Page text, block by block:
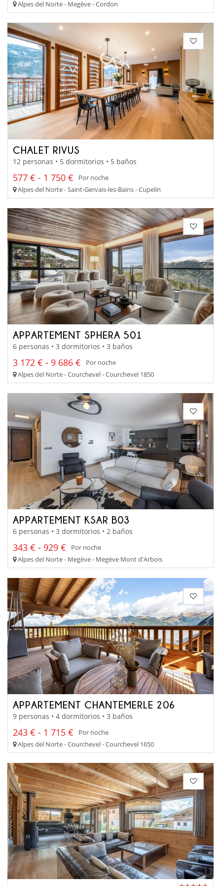
Alpes del Norte - Megève - Cordon
CHALET RIVUS
12 personas • 5 dormitorios • 5 baños
577 € - 1 750 €
Por noche
Alpes del Norte - Saint-Gervais-les-Bains - Cupelin
APPARTEMENT SPHERA 501
6 personas • 3 dormitorios • 3 baños
3 172 € - 9 686 €
Por noche
Alpes del Norte - Courchevel - Courchevel 1850
APPARTEMENT KSAR B03
6 personas • 3 dormitorios • 2 baños
343 € - 929 €
Por noche
Alpes del Norte - Megève - Megève Mont d'Arbois
APPARTEMENT CHANTEMERLE 206
9 personas • 4 dormitorios • 3 baños
243 € - 1 715 €
Por noche
Alpes del Norte - Courchevel - Courchevel 1650